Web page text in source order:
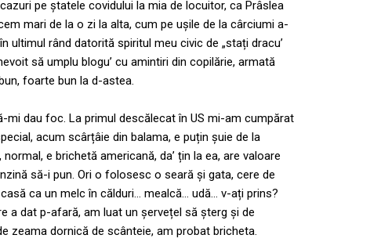
pe ștatele covidului la mia de locuitor, ca Prâslea
mari de la o zi la alta, cum pe ușile de la cârciumi a-
ultimul rând datorită spiritul meu civic de „stați dracu’
să umplu blogu’ cu amintiri din copilărie, armată
foarte bun la d-astea.
mi dau foc. La primul descălecat în US mi-am cumpărat
acum scârțâie din balama, e puțin șuie de la
e brichetă americană, da’ țin la ea, are valoare
să-i pun. Ori o folosesc o seară și gata, cere de
ca un melc în călduri… mealcă… udă… v-ați prins?
a dat p-afară, am luat un șervețel să șterg și de
zeama dornică de scânteie, am probat bricheta.